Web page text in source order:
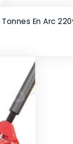
En Arc